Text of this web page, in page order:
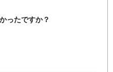
ったですか？